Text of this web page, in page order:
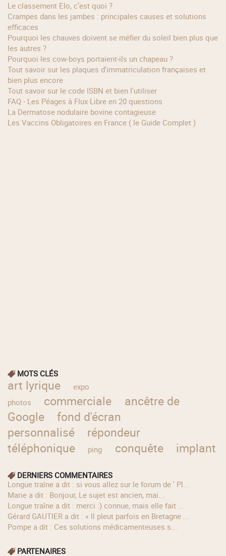
Le classement Elo, c’est quoi ?
Crampes dans les jambes : principales causes et solutions
efficaces
Pourquoi les chauves doivent se méfier du soleil bien plus que
les autres ?
Pourquoi les cow‑boys portaient‑ils un chapeau ?
Tout savoir sur les plaques d'immatriculation françaises et
bien plus encore
Tout savoir sur le code ISBN et bien l'utiliser
FAQ - Les Péages à Flux Libre en 20 questions
La Dermatose nodulaire bovine contagieuse
Les Vaccins Obligatoires en France ( le Guide Complet )
MOTS CLÉS
art lyrique
expo
photos
commerciale
ancêtre de
Google
fond d'écran
personnalisé
répondeur
téléphonique
ping conquête implant
DERNIERS COMMENTAIRES
longue traîne a dit : si vous allez sur le forum de ' Pl...
Marie a dit : Bonjour, Le sujet est ancien, mai...
longue traîne a dit : merci :) connue, mais elle fait ...
Gérard GAUTIER a dit : « Il pleut parfois en Bretagne ...
Pompe a dit : Ces solutions médicamenteuses s...
PARTENAIRES